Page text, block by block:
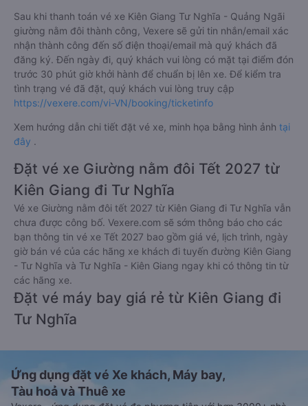
Sau khi thanh toán vé xe Kiên Giang Tư Nghĩa - Quảng Ngãi
giường nằm đôi thành công, Vexere sẽ gửi tin nhắn/email xác
nhận thành công đến số điện thoại/email mà quý khách đã
đăng ký. Đến ngày đi, quý khách vui lòng có mặt tại điểm đón
trước 30 phút giờ khởi hành để chuẩn bị lên xe. Để kiểm tra
tình trạng vé đã đặt, quý khách vui lòng truy cập
https://vexere.com/vi-VN/booking/ticketinfo
Xem hướng dẫn chi tiết đặt vé xe, minh họa bằng hình ảnh tại
đây .
Đặt vé xe Giường nằm đôi Tết 2027 từ
Kiên Giang đi Tư Nghĩa
Vé xe Giường nằm đôi tết 2027 từ Kiên Giang đi Tư Nghĩa vẫn
chưa được công bố. Vexere.com sẽ sớm thông báo cho các
bạn thông tin vé xe Tết 2027 bao gồm giá vé, lịch trình, ngày
giờ bán vé của các hãng xe khách đi tuyến đường Kiên Giang
- Tư Nghĩa và Tư Nghĩa - Kiên Giang ngay khi có thông tin từ
các hãng xe.
Đặt vé máy bay giá rẻ từ Kiên Giang đi
Tư Nghĩa
Ứng dụng đặt vé Xe khách, Máy bay,
Tàu hoả và Thuê xe